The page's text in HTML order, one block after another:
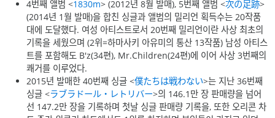
4번째 앨범 <1830m> (2012년 8월 발매), 5번째 앨범 <次の足跡>
(2014년 1월 발매)을 합친 싱글과 앨범의 밀리언 획득수는 20작품
대에 도달했다. 여성 아티스트로서 20번째 밀리언이란 사상 최초의
기록을 세웠으며 (2위=하마사키 아유미의 통산 13작품) 남성 아티스
트를 포함해도 B'z(34편), Mr.Children(24편)에 이어 사상 3번째의
쾌거를 이루었다.
2015년 발매한 40번째 싱글 <僕たちは戦わない>는 지난 36번째
싱글 <ラブラドール・レトリバー>의 146.1만 장 판매량을 넘어
선 147.2만 장을 기록하며 첫날 싱글 판매량 기록을, 또한 오리콘 차